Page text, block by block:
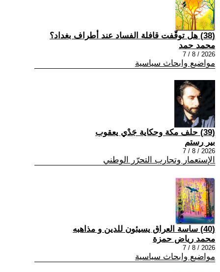
(38) هل توقّفت قافلة الفساد عند أطراف بغداد؟
محمد حمد
2026 / 8 / 7
مواضيع وابحاث سياسية
(39) حلف مكة وحكاية جَدْي يعقوب
بير رستم
2026 / 8 / 7
الإستعمار وتجارب التحرّر الوطني
(40) ساسة العراق يسيئون للدين و مذاهبه
محمد رياض حمزة
2026 / 8 / 7
مواضيع وابحاث سياسية